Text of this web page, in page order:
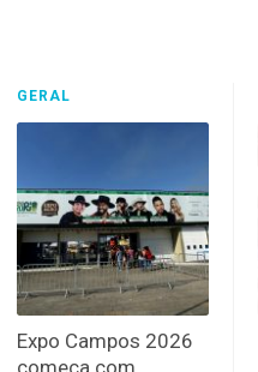
GERAL
Expo Campos 2026